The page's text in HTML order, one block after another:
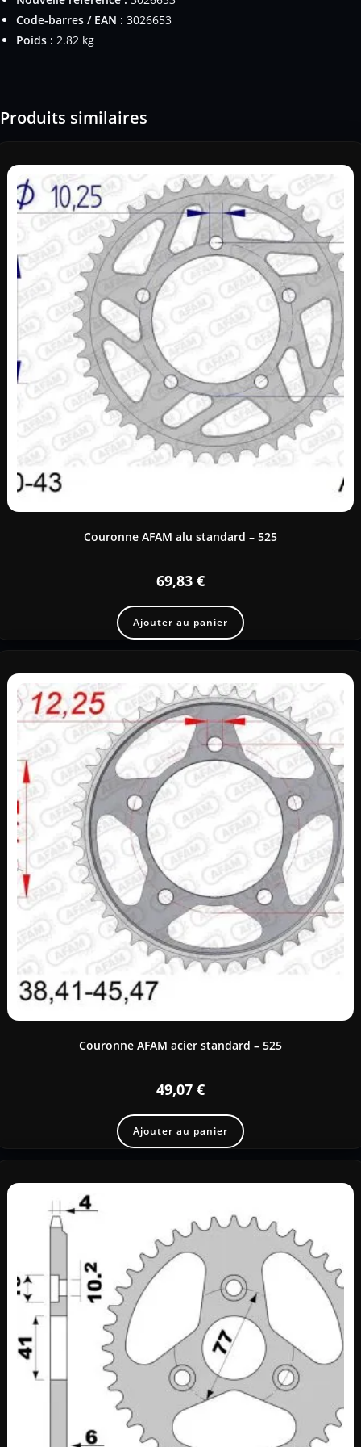
Code-barres / EAN : 3026653
Poids : 2.82 kg
Produits similaires
Couronne AFAM alu standard – 525
69,83 €
Ajouter au panier
Couronne AFAM acier standard – 525
49,07 €
Ajouter au panier